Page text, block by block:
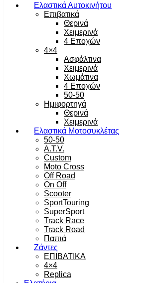
Ελαστικά Αυτοκινήτου
Επιβατικά
Θερινά
Χειμερινά
4 Εποχών
4×4
Ασφάλτινα
Χειμερινά
Χωμάτινα
4 Εποχών
50-50
Ημιφορτηγά
Θερινά
Χειμερινά
Ελαστικά Μοτοσυκλέτας
50-50
A.T.V.
Custom
Moto Cross
Off Road
On Off
Scooter
SportTouring
SuperSport
Track Race
Track Road
Παπιά
Ζάντες
ΕΠΙΒΑΤΙΚΑ
4×4
Replica